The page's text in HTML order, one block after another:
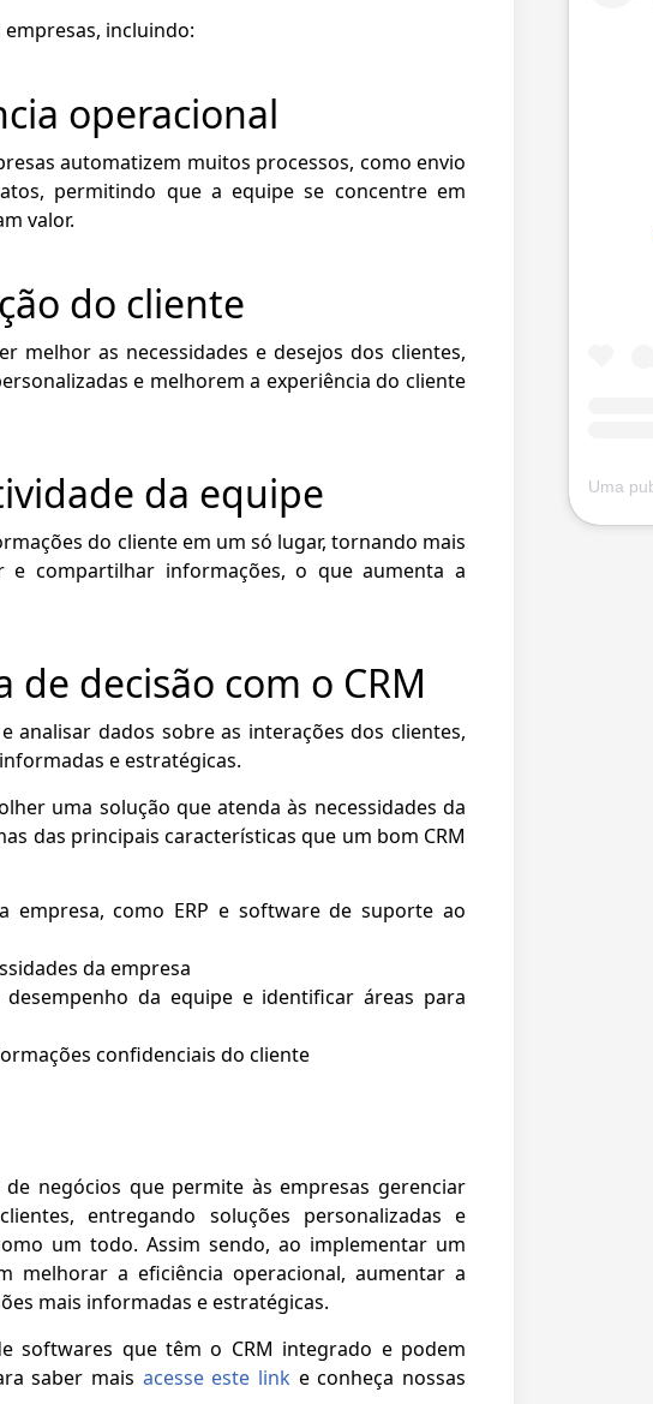
incluindo:
operacional
automatizem muitos processos, como envio
permitindo que a equipe se concentre em
valor.
do cliente
melhor as necessidades e desejos dos clientes,
e melhorem a experiência do cliente
da equipe
do cliente em um só lugar, tornando mais
compartilhar informações, o que aumenta a
decisão com o CRM
analisar dados sobre as interações dos clientes,
e estratégicas.
uma solução que atenda às necessidades da
das principais características que um bom CRM
empresa, como ERP e software de suporte ao
da empresa
da equipe e identificar áreas para
confidenciais do cliente
negócios que permite às empresas gerenciar
entregando soluções personalizadas e
um todo. Assim sendo, ao implementar um
melhorar a eficiência operacional, aumentar a
mais informadas e estratégicas.
softwares que têm o CRM integrado e podem
saber mais acesse este link e conheça nossas